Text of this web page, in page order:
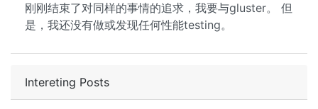
Intereting Posts
刚刚结束了对同样的事情的追求，我要与gluster。 但
是，我还没有做或发现任何性能testing。